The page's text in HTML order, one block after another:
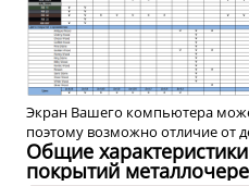
Экран Вашего компьютера
поэтому возможно отличие от
Общие
покрытий